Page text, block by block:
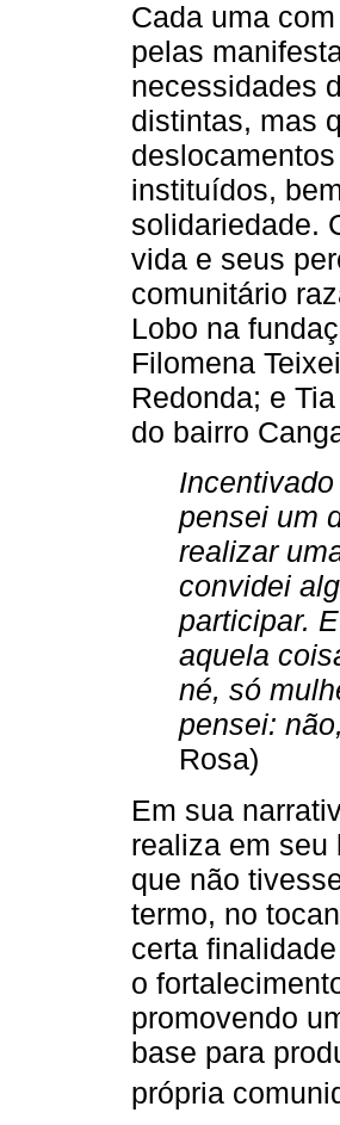
Cada uma
pelas
necessidades
distintas, mas
instituídos,
solidariedade.
vida e seus
comunitário
Lobo na
Filomena
Redonda; e
do bairro
pensei um
realizar
convidei
participar.
aquela
né, só
pensei:
Rosa)
Em sua
realiza em seu
que não
termo, no
certa
o
promovendo
base para
própria